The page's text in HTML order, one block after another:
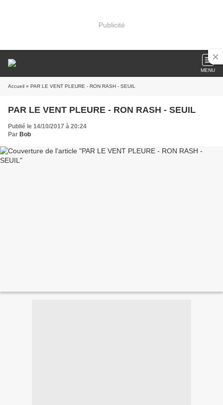
Publicité
MENU
Accueil » PAR LE VENT PLEURE - RON RASH - SEUIL
PAR LE VENT PLEURE - RON RASH - SEUIL
Publié le 14/10/2017 à 20:24
Par Bob